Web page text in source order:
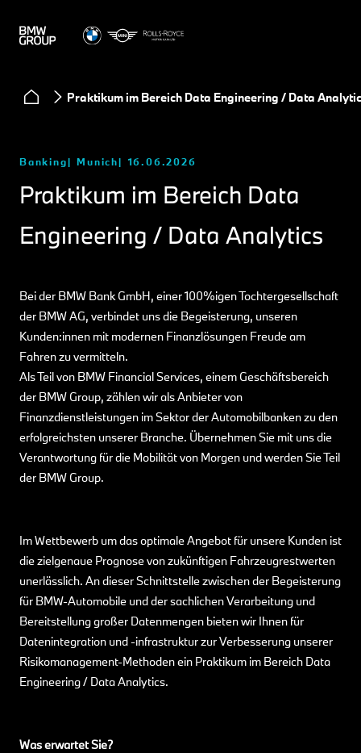
Praktikum im Bereich Data Engineering / Data
Banking Munich 16.06.2026
Praktikum im Bereich Data
Engineering / Data Analytics
Bei der BMW Bank GmbH, einer 100%igen Tochtergesellschaft
der BMW AG, verbindet uns die Begeisterung, unseren
Kunden:innen mit modernen Finanzlösungen Freude am
Fahren zu vermitteln.
Als Teil von BMW Financial Services, einem Geschäftsbereich
der BMW Group, zählen wir als Anbieter von
Finanzdienstleistungen im Sektor der Automobilbanken zu den
erfolgreichsten unserer Branche. Übernehmen Sie mit uns die
Verantwortung für die Mobilität von Morgen und werden Sie Teil
der BMW Group.
Im Wettbewerb um das optimale Angebot für unsere Kunden ist
die zielgenaue Prognose von zukünftigen Fahrzeugrestwerten
unerlässlich. An dieser Schnittstelle zwischen der Begeisterung
für BMW-Automobile und der sachlichen Verarbeitung und
Bereitstellung großer Datenmengen bieten wir Ihnen für
Datenintegration und -infrastruktur zur Verbesserung unserer
Risikomanagement-Methoden ein Praktikum im Bereich Data
Engineering / Data Analytics.
Was erwartet Sie?